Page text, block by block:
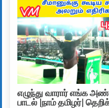
எழுந்து வாரார் எங்க
பாடல் |நாம் தமிழர்|